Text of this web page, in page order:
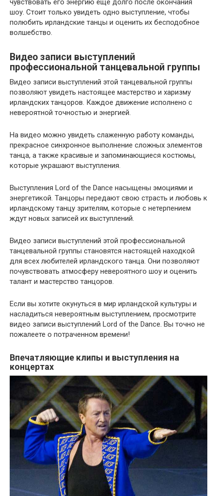
чувствовать его энергию еще долго после окончания
шоу. Стоит только увидеть одно выступление, чтобы
полюбить ирландские танцы и оценить их бесподобное
волшебство.
Видео записи выступлений
профессиональной танцевальной группы
Видео записи выступлений этой танцевальной группы
позволяют увидеть настоящее мастерство и харизму
ирландских танцоров. Каждое движение исполнено с
невероятной точностью и энергией.
На видео можно увидеть слаженную работу команды,
прекрасное синхронное выполнение сложных элементов
танца, а также красивые и запоминающиеся костюмы,
которые украшают выступления.
Выступления Lord of the Dance насыщены эмоциями и
энергетикой. Танцоры передают свою страсть и любовь к
ирландскому танцу зрителям, которые с нетерпением
ждут новых записей их выступлений.
Видео записи выступлений этой профессиональной
танцевальной группы становятся настоящей находкой
для всех любителей ирландского танца. Они позволяют
почувствовать атмосферу невероятного шоу и оценить
талант и мастерство танцоров.
Если вы хотите окунуться в мир ирландской культуры и
насладиться невероятным выступлением, просмотрите
видео записи выступлений Lord of the Dance. Вы точно не
пожалеете о потраченном времени!
Впечатляющие клипы и выступления на
концертах